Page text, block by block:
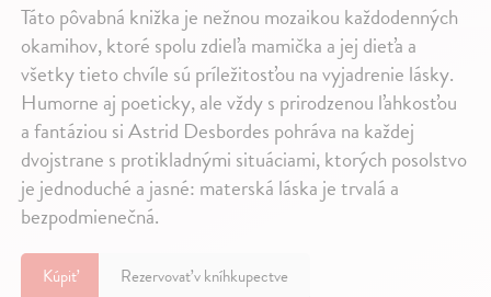
Táto pôvabná knižka je nežnou mozaikou každodenných
okamihov, ktoré spolu zdieľa mamička a jej dieťa a
všetky tieto chvíle sú príležitosťou na vyjadrenie lásky.
Humorne aj poeticky, ale vždy s prirodzenou ľahkosťou
a fantáziou si Astrid Desbordes pohráva na každej
dvojstrane s protikladnými situáciami, ktorých posolstvo
je jednoduché a jasné: materská láska je trvalá a
bezpodmienečná.
Kúpiť Rezervovať v kníhkupectve